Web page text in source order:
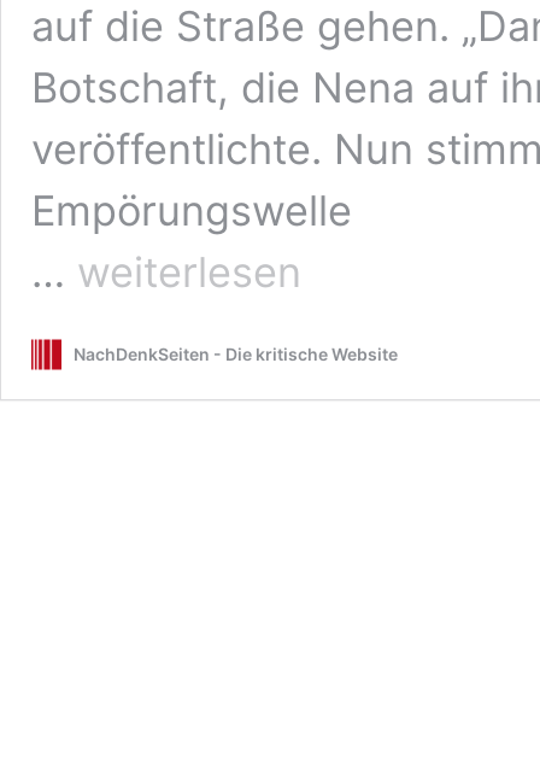
auf die Straße gehen.
Botschaft, die Nena auf
veröffentlichte. Nun
Empörungswelle
…
Nena!
weiterlesen
NachDenkSeiten - Die kritische Website